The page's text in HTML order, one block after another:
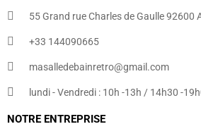
55 Grand rue Charles de Gaulle 92600
+33 144090665​
masalledebainretro@gmail.com
lundi - Vendredi : 10h -13h / 14h30 -
NOTRE ENTREPRISE